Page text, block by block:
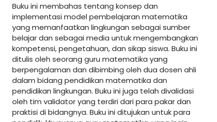
Buku ini membahas tentang konsep dan
implementasi model pembelajaran matematika
yang memanfaatkan lingkungan sebagai sumber
belajar dan sebagai media untuk mengembangkan
kompetensi, pengetahuan, dan sikap siswa. Buku ini
ditulis oleh seorang guru matematika yang
berpengalaman dan dibimbing oleh dua dosen ahli
dalam bidang pendidikan matematika dan
pendidikan lingkungan. Buku ini juga telah divalidasi
oleh tim validator yang terdiri dari para pakar dan
praktisi di bidangnya. Buku ini ditujukan untuk para